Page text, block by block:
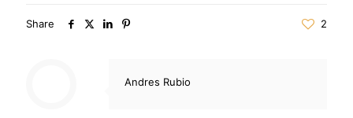
Share 2
Andres Rubio